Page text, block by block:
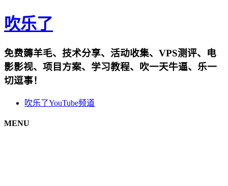
吹乐了
免费薅羊毛、技术分享、活动收集、VPS测评、电
影影视、项目方案、学习教程、吹一天牛逼、乐一
切逗事！
吹乐了YouTube频道
MENU